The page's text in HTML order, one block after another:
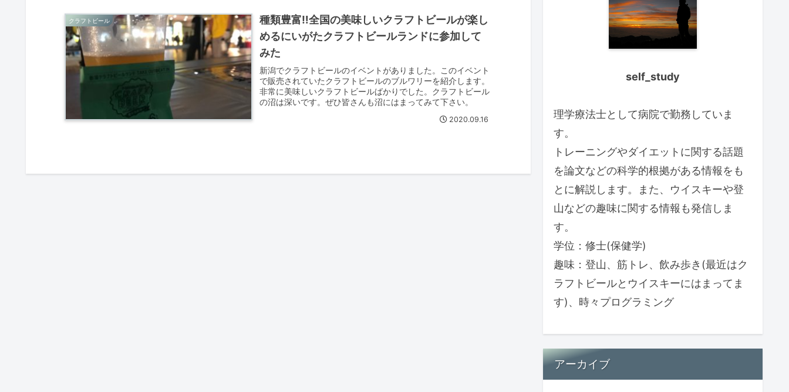
クラフトビール
種類豊富‼全国の美味しいクラフトビールが楽し
めるにいがたクラフトビールランドに参加して
みた
新潟でクラフトビールのイベントがありました。このイベント
で販売されていたクラフトビールのブルワリーを紹介します。
非常に美味しいクラフトビールばかりでした。クラフトビール
の沼は深いです。ぜひ皆さんも沼にはまってみて下さい。
2020.09.16
self_study
理学療法士として病院で勤務していま
す。
トレーニングやダイエットに関する話題
を論文などの科学的根拠がある情報をも
とに解説します。また、ウイスキーや登
山などの趣味に関する情報も発信しま
す。
学位：修士(保健学)
趣味：登山、筋トレ、飲み歩き(最近はク
ラフトビールとウイスキーにはまってま
す)、時々プログラミング
アーカイブ